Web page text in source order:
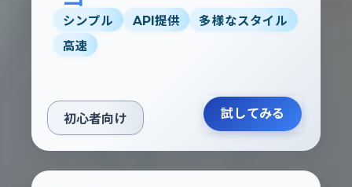
シンプル API提供
多様なスタイル
高速
初心者向け 試してみる